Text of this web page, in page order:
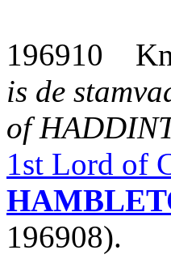
196910
is de
of
1st Lord of
196908).